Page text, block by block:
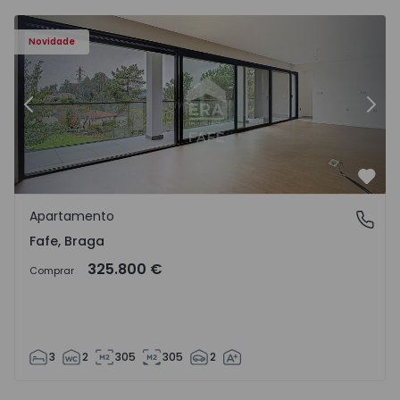
Novidade
Anterior
Fafe, Braga
Apartamento
Fafe, Braga
Comprar 325.800 €
3 2 305 305 2